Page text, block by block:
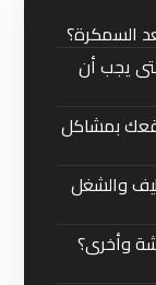
السمكرة؟
يجب أن
بمشاكل
والشغل
وأخرى؟